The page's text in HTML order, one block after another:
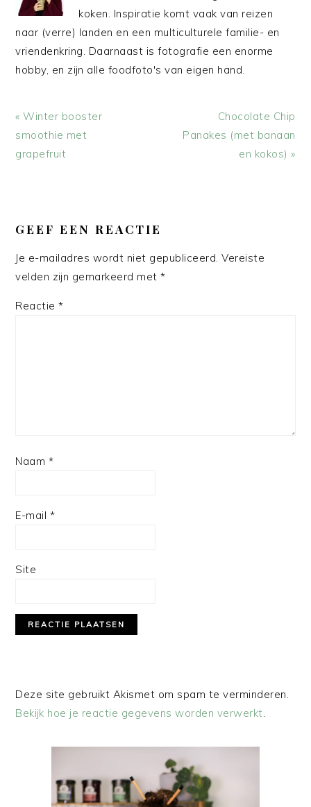
koken. Inspiratie komt vaak van reizen
naar (verre) landen en een multiculturele familie- en
vriendenkring. Daarnaast is fotografie een enorme
hobby, en zijn alle foodfoto's van eigen hand.
Vorig
bericht:
« Winter booster
smoothie met
grapefruit
Volgend
bericht:
Chocolate Chip
Panakes (met banaan
en kokos) »
INTERACTIES
GEEF EEN REACTIE
Je e-mailadres wordt niet gepubliceerd. Vereiste
velden zijn gemarkeerd met*
Reactie*
Naam *
E-mail *
Site
Deze site gebruikt Akismet om spam te verminderen.
Bekijk hoe je reactie gegevens worden verwerkt.